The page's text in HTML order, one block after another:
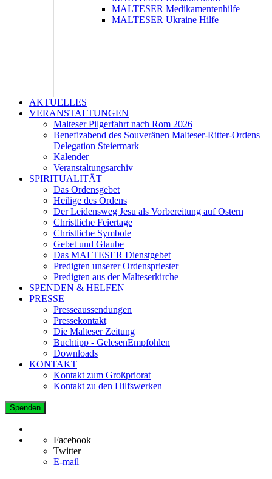
MALTESER Medikamentenhilfe
MALTESER Ukraine Hilfe
AKTUELLES
VERANSTALTUNGEN
Malteser Pilgerfahrt nach Rom 2026
Benefizabend des Souveränen Malteser-Ritter-Ordens –
Delegation Steiermark
Kalender
Veranstaltungsarchiv
SPIRITUALITÄT
Das Ordensgebet
Heilige des Ordens
Der Leidensweg Jesu als Vorbereitung auf Ostern
Christliche Feiertage
Christliche Symbole
Gebet und Glaube
Das MALTESER Dienstgebet
Predigten unserer Ordenspriester
Predigten aus der Malteserkirche
SPENDEN & HELFEN
PRESSE
Presseaussendungen
Pressekontakt
Die Malteser Zeitung
Buchtipp - GelesenEmpfohlen
Downloads
KONTAKT
Kontakt zum Großpriorat
Kontakt zu den Hilfswerken
Spenden
Facebook
Twitter
E-mail